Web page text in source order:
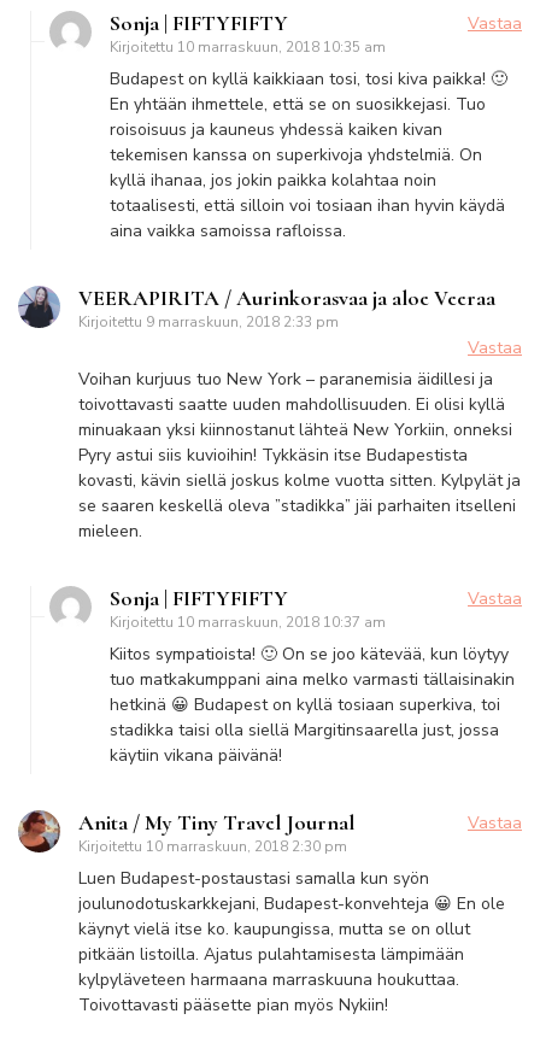
Sonja | FIFTYFIFTY
Kirjoitettu 10 marraskuun, 2018 10:35 am
Vastaa
Budapest on kyllä kaikkiaan tosi, tosi kiva paikka! 🙂
En yhtään ihmettele, että se on suosikkejasi. Tuo
roisoisuus ja kauneus yhdessä kaiken kivan
tekemisen kanssa on superkivoja yhdstelmiä. On
kyllä ihanaa, jos jokin paikka kolahtaa noin
totaalisesti, että silloin voi tosiaan ihan hyvin käydä
aina vaikka samoissa rafloissa.
VEERAPIRITA / Aurinkorasvaa ja aloe Veeraa
Kirjoitettu 9 marraskuun, 2018 2:33 pm
Vastaa
Voihan kurjuus tuo New York – paranemisia äidillesi ja
toivottavasti saatte uuden mahdollisuuden. Ei olisi kyllä
minuakaan yksi kiinnostanut lähteä New Yorkiin, onneksi
Pyry astui siis kuvioihin! Tykkäsin itse Budapestista
kovasti, kävin siellä joskus kolme vuotta sitten. Kylpylät ja
se saaren keskellä oleva ”stadikka” jäi parhaiten itselleni
mieleen.
Sonja | FIFTYFIFTY
Kirjoitettu 10 marraskuun, 2018 10:37 am
Vastaa
Kiitos sympatioista! 🙂 On se joo kätevää, kun löytyy
tuo matkakumppani aina melko varmasti tällaisinakin
hetkinä 😀 Budapest on kyllä tosiaan superkiva, toi
stadikka taisi olla siellä Margitinsaarella just, jossa
käytiin vikana päivänä!
Anita / My Tiny Travel Journal
Kirjoitettu 10 marraskuun, 2018 2:30 pm
Vastaa
Luen Budapest-postaustasi samalla kun syön
joulunodotuskarkkejani, Budapest-konvehteja 😀 En ole
käynyt vielä itse ko. kaupungissa, mutta se on ollut
pitkään listoilla. Ajatus pulahtamisesta lämpimään
kylpyläveteen harmaana marraskuuna houkuttaa.
Toivottavasti pääsette pian myös Nykiin!